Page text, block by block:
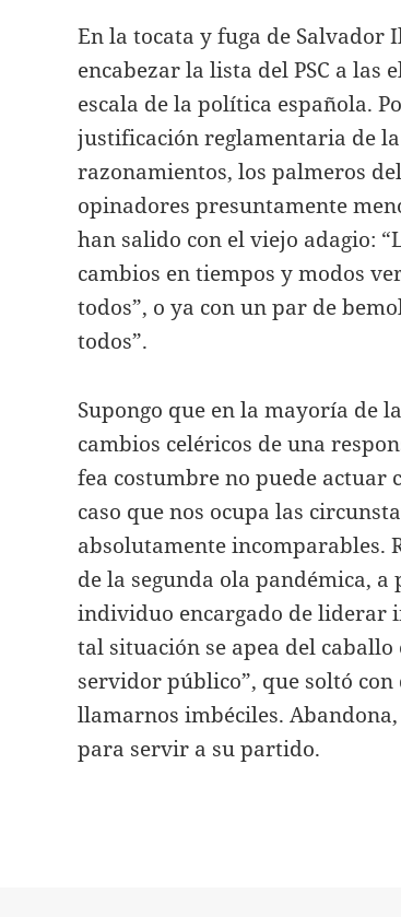
En la tocata y fuga de
encabezar la lista del PSC a las
escala de la política española.
justificación reglamentaria de
razonamientos, los palmeros
opinadores presuntamente
han salido con el viejo adagio:
cambios en tiempos y modos
todos”, o ya con un par de
todos”.
Supongo que en la mayoría de
cambios celéricos de una
fea costumbre no puede actuar
caso que nos ocupa las
absolutamente incomparables.
de la segunda ola pandémica,
individuo encargado de liderar
tal situación se apea del caballo
servidor público”, que soltó con
llamarnos imbéciles.
para servir a su partido.